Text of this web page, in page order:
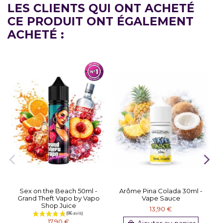
LES CLIENTS QUI ONT ACHETÉ
CE PRODUIT ONT ÉGALEMENT
ACHETÉ :
Sex on the Beach 50ml -
Grand Theft Vapo by Vapo
Shop Juice
Arôme Pina Colada 30ml -
Vape Sauce
13,90 €